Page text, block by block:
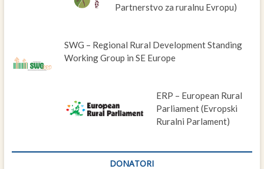
Partnerstvo za ruralnu Evropu)
SWG – Regional Rural Development Standing
Working Group in SE Europe
ERP – European Rural
Parliament (Evropski
Ruralni Parlament)
DONATORI